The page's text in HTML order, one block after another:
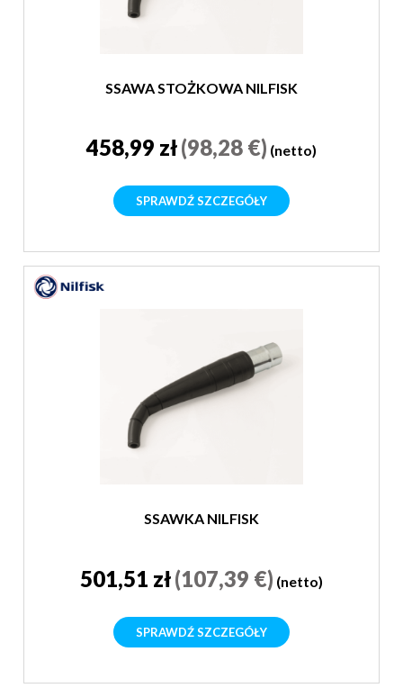
SSAWA STOŻKOWA NILFISK
458,99 zł(98,28 €) (netto)
SPRAWDŹ SZCZEGÓŁY
SSAWKA NILFISK
501,51 zł(107,39 €) (netto)
SPRAWDŹ SZCZEGÓŁY